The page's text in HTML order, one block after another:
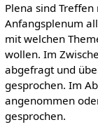
Plena sind
Anfangsplenum
mit welchen
wollen. Im
abgefragt und
gesprochen. Im
angenommen
gesprochen.